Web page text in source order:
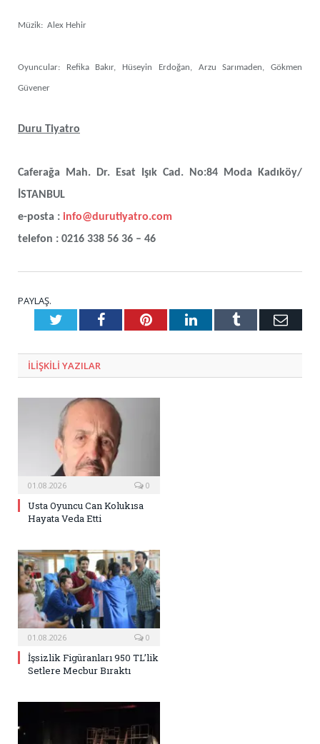
Müzik: Alex Hehir
Oyuncular: Refika Bakır, Hüseyin Erdoğan, Arzu Sarımaden, Gökmen
Güvener
Duru Tiyatro
Caferağa Mah. Dr. Esat Işık Cad. No:84 Moda Kadıköy/
İSTANBUL
e-posta : info@durutiyatro.com
telefon : 0216 338 56 36 – 46
PAYLAŞ.
TwitterFacebookPinterestLinkedInTumblr E-
ILIŞKILI YAZILAR
01.08.2026 0
Usta Oyuncu Can Kolukısa
Hayata Veda Etti
01.08.2026 0
İşsizlik Figüranları 950 TL’lik
Setlere Mecbur Bıraktı